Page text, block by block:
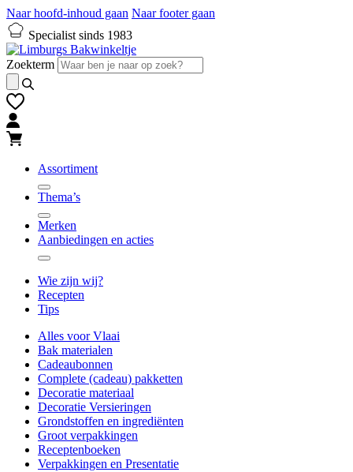
Naar hoofd-inhoud gaan Naar footer gaan
Specialist sinds 1983
Zoekterm
Assortiment
Thema’s
Merken
Aanbiedingen en acties
Wie zijn wij?
Recepten
Tips
Alles voor Vlaai
Bak materialen
Cadeaubonnen
Complete (cadeau) pakketten
Decoratie materiaal
Decoratie Versieringen
Grondstoffen en ingrediënten
Groot verpakkingen
Receptenboeken
Verpakkingen en Presentatie